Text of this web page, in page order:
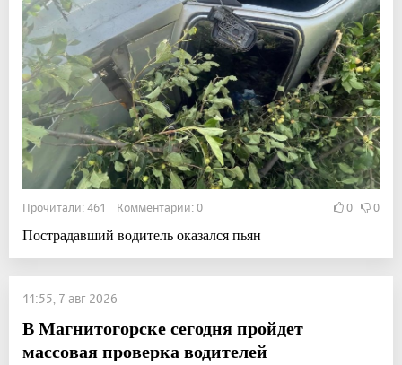
Прочитали: 461 Комментарии: 0 0 0
Пострадавший водитель оказался пьян
11:55, 7 авг 2026
В Магнитогорске сегодня пройдет
массовая проверка водителей